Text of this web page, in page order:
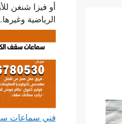
أو فيزا شنغن
الرياضية
فني سماعات